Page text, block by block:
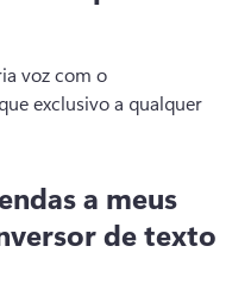
voz com o
exclusivo a qualquer
a meus
de texto